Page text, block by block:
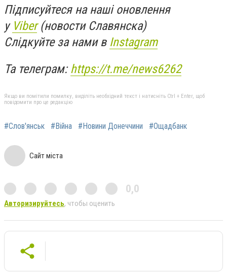
Підписуйтеся на наші оновлення
у Viber(новости Славянска)
Слідкуйте за нами в Instagram
Та телеграм:https://t.me/news6262
Якщо ви помітили помилку, виділіть необхідний текст і натисніть Ctrl + Enter, щоб
повідомити про це редакцію
#Слов'янськ #Війна #Новини Донеччини #Ощадбанк
Сайт міста
0,0
Авторизируйтесь, чтобы оценить